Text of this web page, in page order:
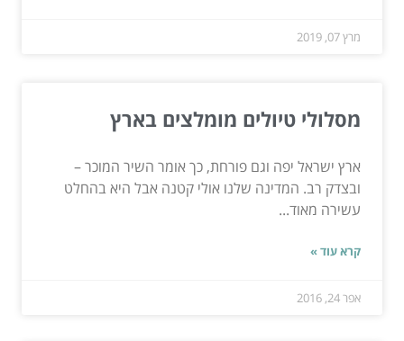
מרץ 07, 2019
מסלולי טיולים מומלצים בארץ
ארץ ישראל יפה וגם פורחת, כך אומר השיר המוכר –
ובצדק רב. המדינה שלנו אולי קטנה אבל היא בהחלט
עשירה מאוד...
קרא עוד »
אפר 24, 2016